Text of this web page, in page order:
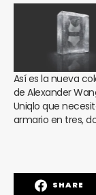
Así es la nueva
de Alexander
Uniqlo que
armario en tres,
SHARE